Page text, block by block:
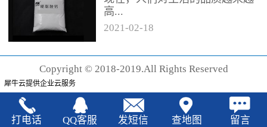
高...
声也越来越强烈，很多厂家在利
2021-02-18
Copyright © 2018-2019.All Rights Reserved
犀牛云提供企业云服务
打电话 QQ客服 发短信 查地图 留言